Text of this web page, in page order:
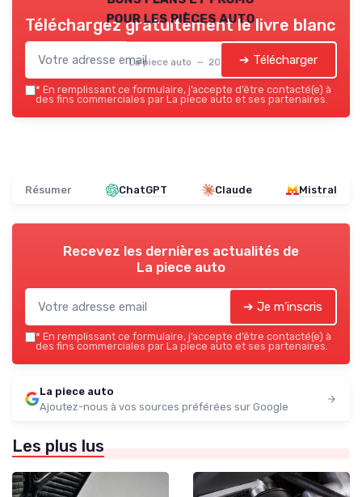
pour les pièces auto
La piece auto — 2026
Téléchargez gratuitement le livre blanc
➔ Télécharger
* En remplissant ce formulaire, j’accepte d’être contacté(e) à
des fins commerciales par La piece auto et ses partenaires.
Résumer ChatGPT Claude Mistral
Recevez les dernières actualités de
La piece auto
➔ Je m'inscris
* En remplissant ce formulaire, j’accepte d’être contacté(e) à
des fins commerciales par La piece auto et ses partenaires.
La piece auto
Ajoutez-nous à vos sources préférées sur Google
Les plus lus